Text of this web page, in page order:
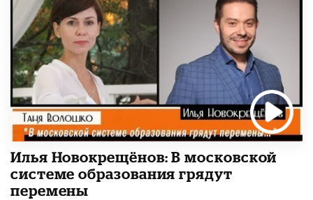
Илья Новокрещёнов: В московской
системе образования грядут
перемены